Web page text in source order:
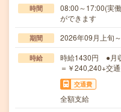
時間
08:00～17:00(実
ができます
期間 2026年09月上旬
時給
時給1430円 ●月
＝￥240,240+交
交通費
全額支給